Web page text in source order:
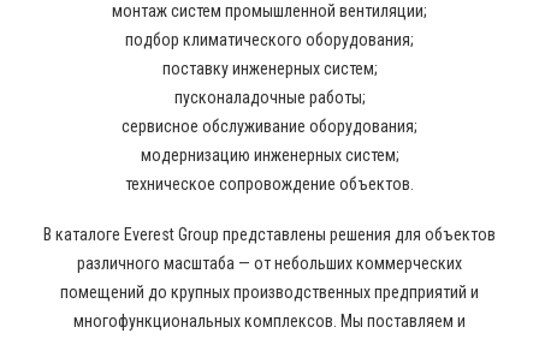
монтаж систем промышленной вентиляции;
подбор климатического оборудования;
поставку инженерных систем;
пусконаладочные работы;
сервисное обслуживание оборудования;
модернизацию инженерных систем;
техническое сопровождение объектов.
В каталоге Everest Group представлены решения для объектов
различного масштаба — от небольших коммерческих
помещений до крупных производственных предприятий и
многофункциональных комплексов. Мы поставляем и